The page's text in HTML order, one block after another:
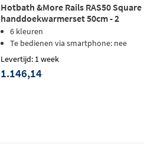
Hotbath &More Rails RAS50 Square
handdoekwarmerset 50cm - 2
stangen - tuscan bronze
6 kleuren
Te bedienen via smartphone: nee
Levertijd: 1 week
1.146,14